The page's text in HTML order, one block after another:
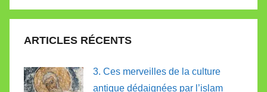
:
ARTICLES RÉCENTS
3. Ces merveilles de la culture
antique dédaignées par l’islam